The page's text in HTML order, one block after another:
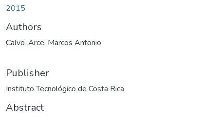
2015
Authors
Calvo-Arce, Marcos Antonio
Publisher
Instituto Tecnológico de Costa Rica
Abstract